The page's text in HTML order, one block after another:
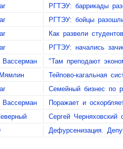
РГТЭУ: баррикады
РГТЭУ: бойцы
Как развели
РГТЭУ: начались
"Там преподают
Тейпово-кагальная
Семейный бизнес по
Поражает и
Сергей Черняховский
Дефурсенизация.